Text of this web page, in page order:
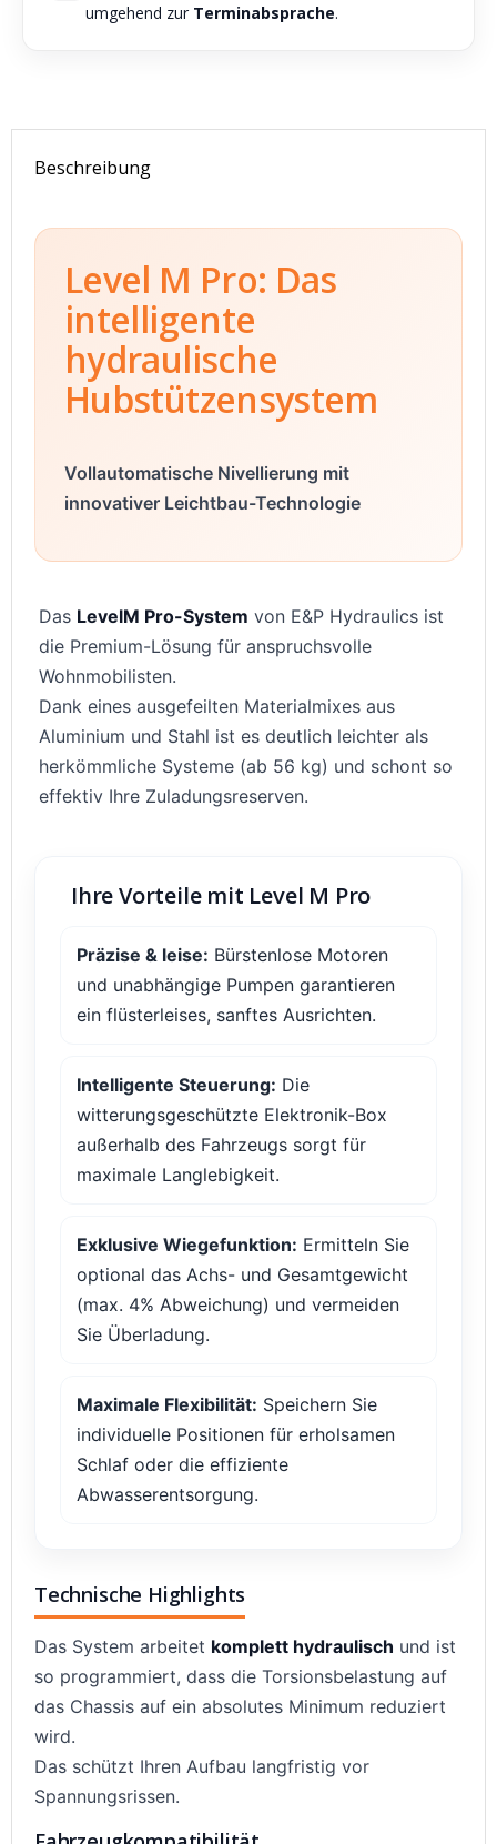
umgehend zur Terminabsprache.
Beschreibung
Level M Pro: Das
intelligente
hydraulische
Hubstützensystem
Vollautomatische Nivellierung mit
innovativer Leichtbau-Technologie
Das LevelM Pro-System von E&P Hydraulics ist
die Premium-Lösung für anspruchsvolle
Wohnmobilisten.
Dank eines ausgefeilten Materialmixes aus
Aluminium und Stahl ist es deutlich leichter als
herkömmliche Systeme (ab 56 kg) und schont so
effektiv Ihre Zuladungsreserven.
Ihre Vorteile mit Level M Pro
Präzise & leise: Bürstenlose Motoren
und unabhängige Pumpen garantieren
ein flüsterleises, sanftes Ausrichten.
Intelligente Steuerung: Die
witterungsgeschützte Elektronik-Box
außerhalb des Fahrzeugs sorgt für
maximale Langlebigkeit.
Exklusive Wiegefunktion: Ermitteln Sie
optional das Achs- und Gesamtgewicht
(max. 4% Abweichung) und vermeiden
Sie Überladung.
Maximale Flexibilität: Speichern Sie
individuelle Positionen für erholsamen
Schlaf oder die effiziente
Abwasserentsorgung.
Technische Highlights
Das System arbeitet komplett hydraulisch und ist
so programmiert, dass die Torsionsbelastung auf
das Chassis auf ein absolutes Minimum reduziert
wird.
Das schützt Ihren Aufbau langfristig vor
Spannungsrissen.